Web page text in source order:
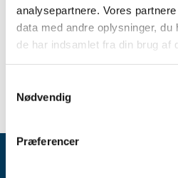
analysepartnere. Vores
data med andre oplysninger, du
de har indsamlet fra din brug af
Nødvendig
Præferencer
Emner